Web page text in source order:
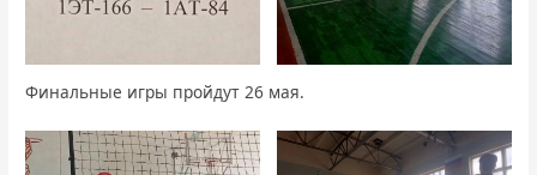
Финальные игры пройдут 26 мая.